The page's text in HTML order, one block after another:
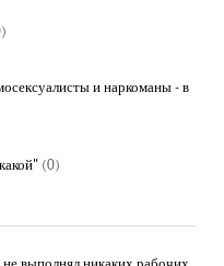
и наркоманы - в
(0)